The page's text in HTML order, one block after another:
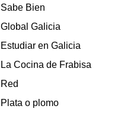
Sabe Bien
Global Galicia
Estudiar en Galicia
La Cocina de Frabisa
Red
Plata o plomo